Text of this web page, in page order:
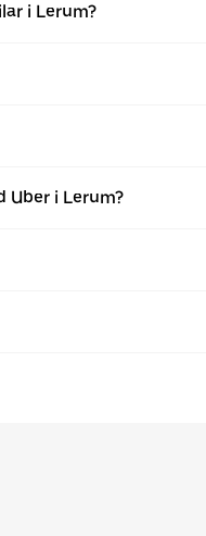
i Lerum?
Uber i Lerum?